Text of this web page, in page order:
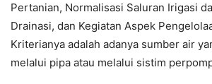
Pertanian, Normalisasi Saluran Irigasi
Drainasi, dan Kegiatan Aspek
Kriterianya adalah adanya sumber air
melalui pipa atau melalui sistim